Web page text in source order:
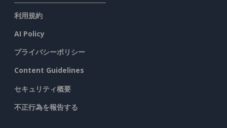
利用規約
AI Policy
プライバシーポリシー
Content Guidelines
セキュリティ概要
不正行為を報告する